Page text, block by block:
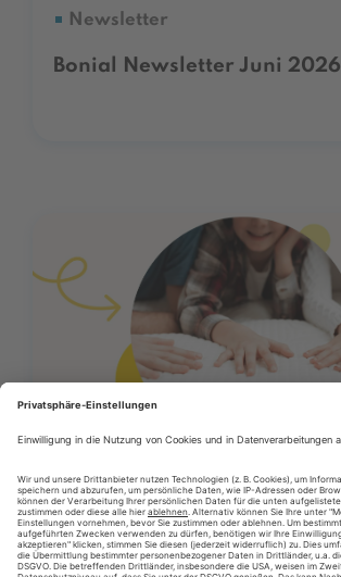
Newsletter
Bonial Newsletter Juni 2026
12/06/2026
Presseartikel
Vertrauen schlägt billig